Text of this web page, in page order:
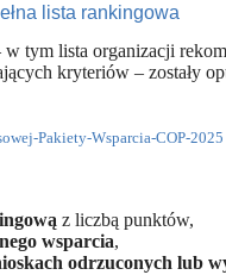
lista rankingowa
w tym lista organizacji
kryteriów – zostały
Pakiety-Wsparcia-COP-2025
z liczbą punktów,
wsparcia,
odrzuconych lub